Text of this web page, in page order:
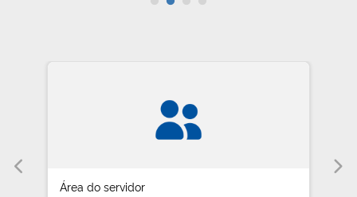
Área do servidor